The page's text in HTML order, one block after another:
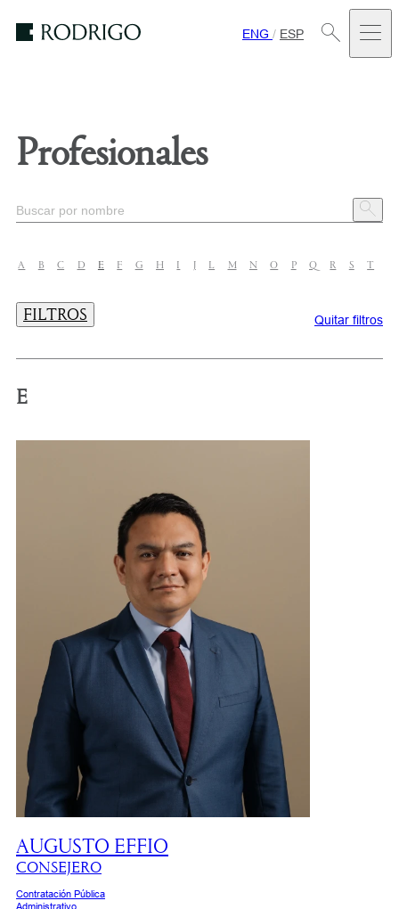
ENG / ESP
Profesionales
Quitar filtros
A B C D E F G H I J L M N O P Q R S T
FILTROS
E
AUGUSTO EFFIO
CONSEJERO
Contratación Pública